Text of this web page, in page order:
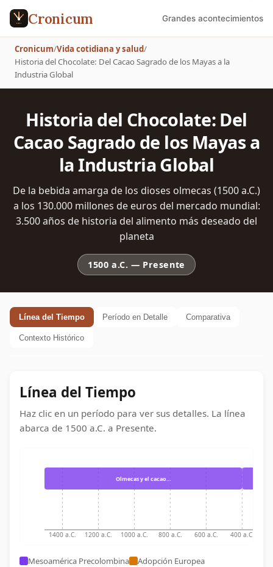
Cronicum Grandes acontecimientos
Cronicum/Vida cotidiana y salud/
Historia del Chocolate: Del Cacao Sagrado de los Mayas a la
Industria Global
Historia del Chocolate: Del
Cacao Sagrado de los Mayas a
la Industria Global
De la bebida amarga de los dioses olmecas (1500 a.C.)
a los 130.000 millones de euros del mercado mundial:
3.500 años de historia del alimento más deseado del
planeta
1500 a.C. — Presente
Línea del Tiempo Período en Detalle Comparativa
Contexto Histórico
Línea del Tiempo
Haz clic en un período para ver sus detalles. La línea
abarca de 1500 a.C. a Presente.
1400 a.C. 1200 a.C. 1000 a.C. 800 a.C. 600 a.C. 400 a.C.
Olmecas y el cacao…
Mesoamérica Precolombina
Adopción Europea